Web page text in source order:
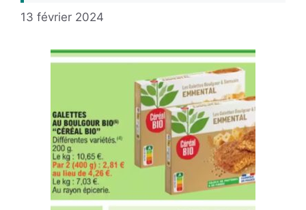
13 février 2024